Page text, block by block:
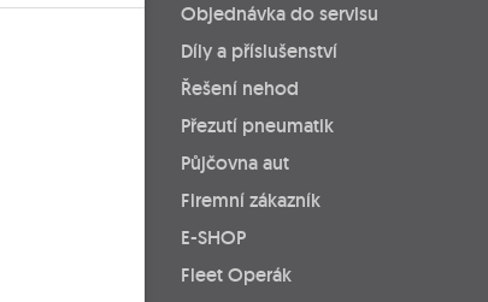
Objednávka do servisu
Díly a příslušenství
Řešení nehod
Přezutí pneumatik
Půjčovna aut
Firemní zákazník
E-SHOP
Fleet Operák